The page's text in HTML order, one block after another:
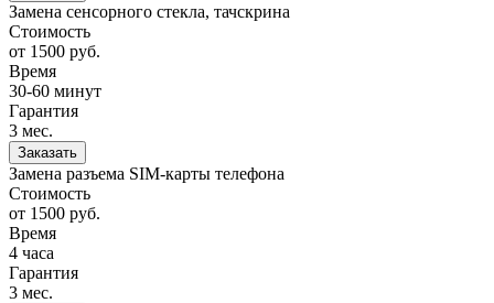
Замена сенсорного стекла, тачскрина
Стоимость
от 1500 руб.
Время
30-60 минут
Гарантия
3 мес.
Заказать
Замена разъема SIM-карты телефона
Стоимость
от 1500 руб.
Время
4 часа
Гарантия
3 мес.